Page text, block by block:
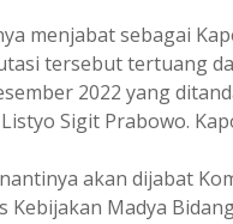
menjabat sebagai
tersebut tertuang
2022 yang
Sigit Prabowo.
akan dijabat
Madya